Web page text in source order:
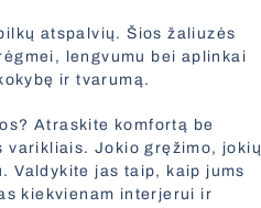
atspalvių. Šios žaliuzės
lengvumu bei aplinkai
ir tvarumą.
Atraskite komfortą be
varikliais. Jokio gręžimo, jokių
Valdykite jas taip, kaip jums
kiekvienam interjerui ir